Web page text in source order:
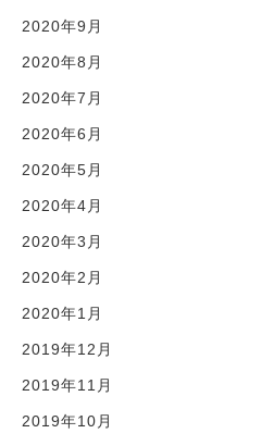
2020年9月
2020年8月
2020年7月
2020年6月
2020年5月
2020年4月
2020年3月
2020年2月
2020年1月
2019年12月
2019年11月
2019年10月